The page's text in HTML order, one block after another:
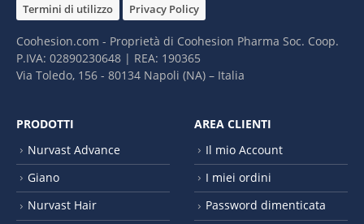
Termini di utilizzo Privacy Policy
Coohesion.com - Proprietà di Coohesion Pharma Soc. Coop.
P.IVA: 02890230648 | REA: 190365
Via Toledo, 156 - 80134 Napoli (NA) – It​alia
PRODOTTI
Nurvast Advance
Giano
Nurvast Hair
AREA CLIENTI
Il mio Account
I miei ordini
Password dimenticata